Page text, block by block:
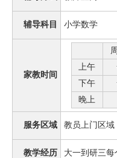
辅导科目 小学数学
家教时间
上午
下午
晚上
服务区域 教员上门区域
教学经历 大一到研三